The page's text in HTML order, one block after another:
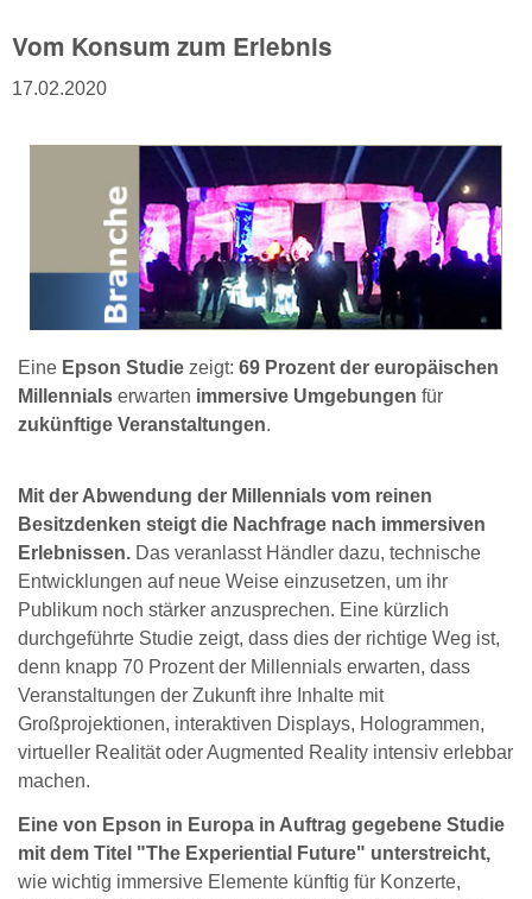
Vom Konsum zum Erlebnis
17.02.2020
Eine Epson Studie zeigt: 69 Prozent der europäischen
Millennials erwarten immersive Umgebungen für
zukünftige Veranstaltungen.
Mit der Abwendung der Millennials vom reinen
Besitzdenken steigt die Nachfrage nach immersiven
Erlebnissen. Das veranlasst Händler dazu, technische
Entwicklungen auf neue Weise einzusetzen, um ihr
Publikum noch stärker anzusprechen. Eine kürzlich
durchgeführte Studie zeigt, dass dies der richtige Weg ist,
denn knapp 70 Prozent der Millennials erwarten, dass
Veranstaltungen der Zukunft ihre Inhalte mit
Großprojektionen, interaktiven Displays, Hologrammen,
virtueller Realität oder Augmented Reality intensiv erlebbar
machen.
Eine von Epson in Europa in Auftrag gegebene Studie
mit dem Titel "The Experiential Future" unterstreicht,
wie wichtig immersive Elemente künftig für Konzerte,